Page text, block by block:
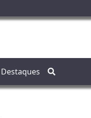
Destaques